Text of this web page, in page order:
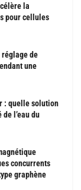
la
pour cellules
réglage de
une
: quelle solution
l’eau du
concurrents
graphène